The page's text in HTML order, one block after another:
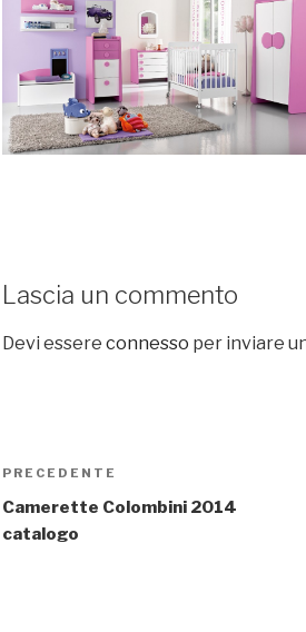
Lascia un commento
Devi essere connesso per inviare
Navigazione
articoli
Articolo
precedente:
PRECEDENTE
Camerette Colombini 2014
catalogo